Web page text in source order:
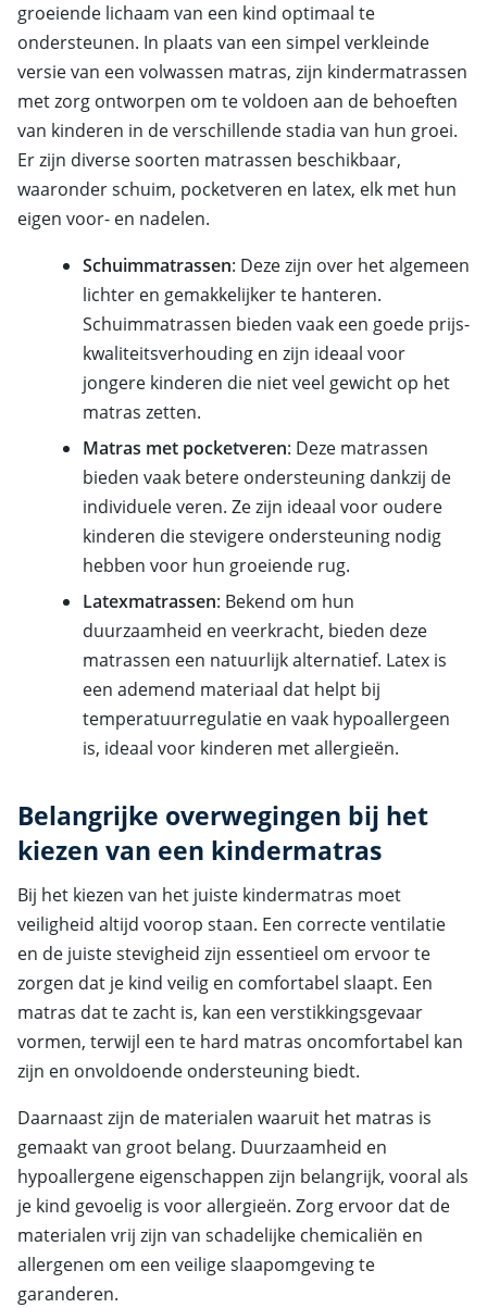
groeiende lichaam van een kind optimaal te
ondersteunen. In plaats van een simpel verkleinde
versie van een volwassen matras, zijn kindermatrassen
met zorg ontworpen om te voldoen aan de behoeften
van kinderen in de verschillende stadia van hun groei.
Er zijn diverse soorten matrassen beschikbaar,
waaronder schuim, pocketveren en latex, elk met hun
eigen voor- en nadelen.
Schuimmatrassen: Deze zijn over het algemeen
lichter en gemakkelijker te hanteren.
Schuimmatrassen bieden vaak een goede prijs-
kwaliteitsverhouding en zijn ideaal voor
jongere kinderen die niet veel gewicht op het
matras zetten.
Matras met pocketveren: Deze matrassen
bieden vaak betere ondersteuning dankzij de
individuele veren. Ze zijn ideaal voor oudere
kinderen die stevigere ondersteuning nodig
hebben voor hun groeiende rug.
Latexmatrassen: Bekend om hun
duurzaamheid en veerkracht, bieden deze
matrassen een natuurlijk alternatief. Latex is
een ademend materiaal dat helpt bij
temperatuurregulatie en vaak hypoallergeen
is, ideaal voor kinderen met allergieën.
Belangrijke overwegingen bij het
kiezen van een kindermatras
Bij het kiezen van het juiste kindermatras moet
veiligheid altijd voorop staan. Een correcte ventilatie
en de juiste stevigheid zijn essentieel om ervoor te
zorgen dat je kind veilig en comfortabel slaapt. Een
matras dat te zacht is, kan een verstikkingsgevaar
vormen, terwijl een te hard matras oncomfortabel kan
zijn en onvoldoende ondersteuning biedt.
Daarnaast zijn de materialen waaruit het matras is
gemaakt van groot belang. Duurzaamheid en
hypoallergene eigenschappen zijn belangrijk, vooral als
je kind gevoelig is voor allergieën. Zorg ervoor dat de
materialen vrij zijn van schadelijke chemicaliën en
allergenen om een veilige slaapomgeving te
garanderen.